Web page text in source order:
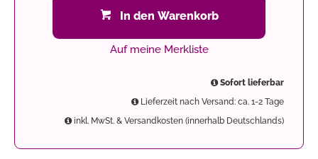
In den Warenkorb
Auf meine Merkliste
Sofort lieferbar
Lieferzeit nach Versand: ca. 1-2 Tage
inkl. MwSt. & Versandkosten (innerhalb Deutschlands)